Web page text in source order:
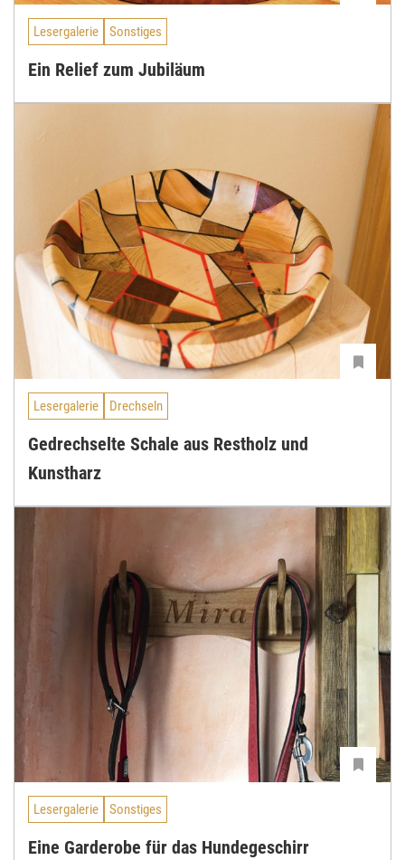
Lesergalerie Sonstiges
Ein Relief zum Jubiläum
Lesergalerie Drechseln
Gedrechselte Schale aus Restholz und
Kunstharz
Lesergalerie Sonstiges
Eine Garderobe für das Hundegeschirr